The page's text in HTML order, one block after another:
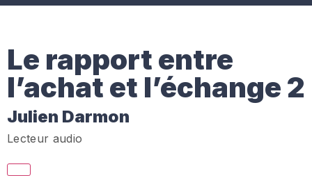
Le rapport entre
l’achat et l’échange 2
Julien Darmon
Lecteur audio